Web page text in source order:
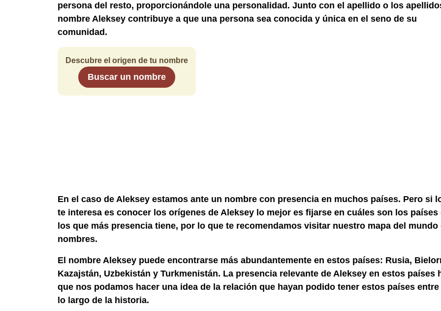
persona del resto, proporcionándole una personalidad. Junto con el apellido o los
nombre Aleksey contribuye a que una persona sea conocida y única en el seno de su
comunidad.
Descubre el origen de tu nombre
Buscar un nombre
En el caso de Aleksey estamos ante un nombre con presencia en muchos países. Pero si
te interesa es conocer los orígenes de Aleksey lo mejor es fijarse en cuáles son los países
los que más presencia tiene, por lo que te recomendamos visitar nuestro mapa del mundo
nombres.
El nombre Aleksey puede encontrarse más abundantemente en estos países: Rusia,
Kazajstán, Uzbekistán y Turkmenistán. La presencia relevante de Aleksey en estos países
que nos podamos hacer una idea de la relación que hayan podido tener estos países entre
lo largo de la historia.